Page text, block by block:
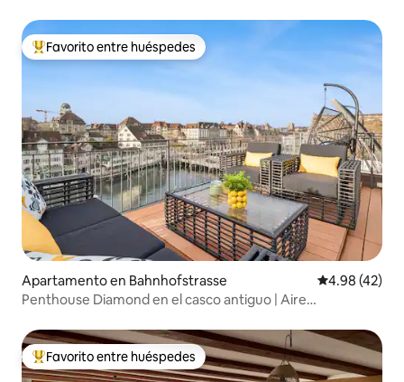
Favorito entre huéspedes preferido
Favorito entre huéspedes
Apartamento en Bahnhofstrasse Calificación
4.98 (42)
Penthouse Diamond en el casco antiguo | Aire
Favorito entre huéspedes preferido
Favorito entre huéspedes